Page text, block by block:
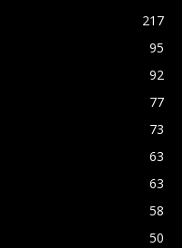
217
95
92
77
73
63
63
58
50